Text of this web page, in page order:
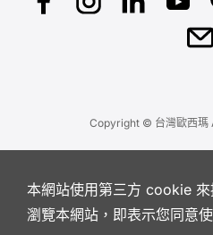
Copyright © 台灣歐西瑪
本網站使用第三方 cookie
瀏覽本網站，即表示您同意